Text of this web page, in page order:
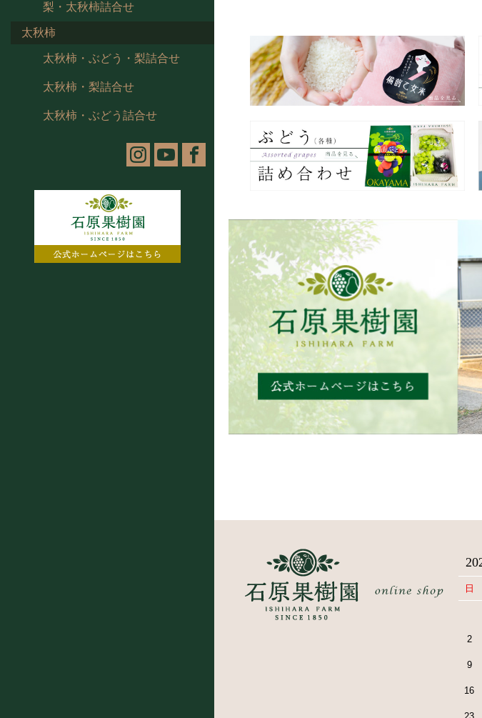
梨・太秋柿詰合せ
太秋柿
太秋柿・ぶどう・梨詰合せ
太秋柿・梨詰合せ
太秋柿・ぶどう詰合せ
日
2
9
16